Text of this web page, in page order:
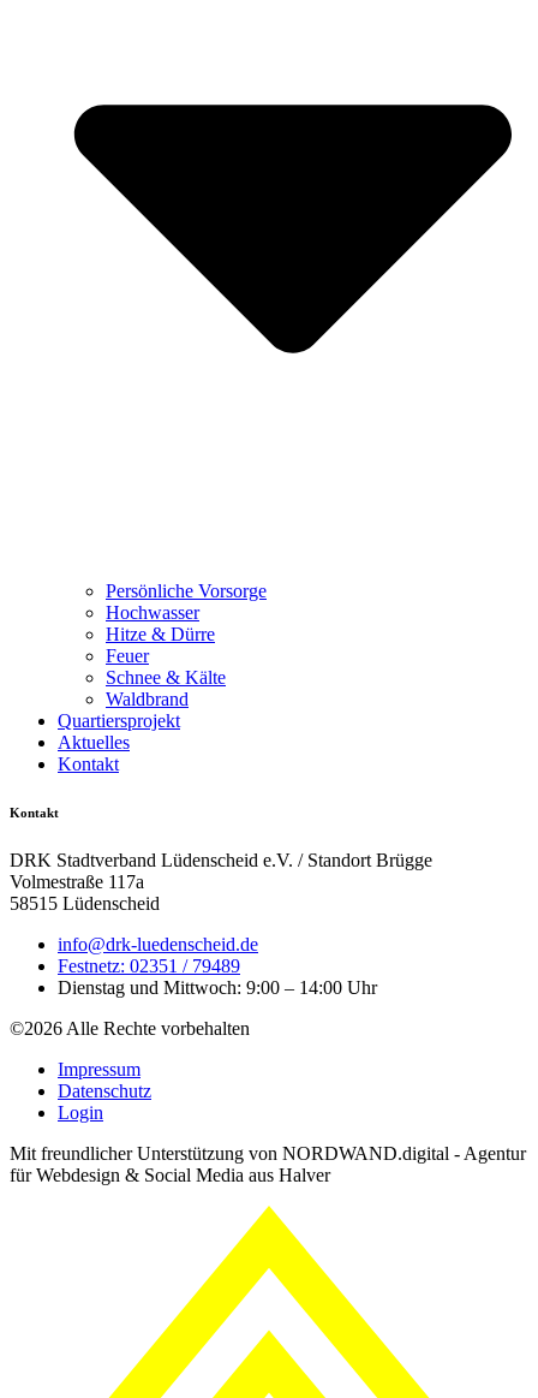
Persönliche Vorsorge
Hochwasser
Hitze & Dürre
Feuer
Schnee & Kälte
Waldbrand
Quartiersprojekt
Aktuelles
Kontakt
Kontakt
DRK Stadtverband Lüdenscheid e.V. / Standort Brügge
Volmestraße 117a
58515 Lüdenscheid
info@drk-luedenscheid.de
Festnetz: 02351 / 79489
Dienstag und Mittwoch: 9:00 – 14:00 Uhr
©2026 Alle Rechte vorbehalten
Impressum
Datenschutz
Login
Mit freundlicher Unterstützung von NORDWAND.digital - Agentur
für Webdesign & Social Media aus Halver